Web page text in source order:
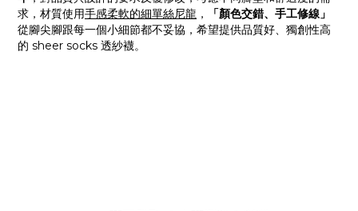
求，材質使用手感柔軟的細單絲尼龍 ，
「顏色交錯、手工修線」
從腳尖腳跟每一個小細節都不妥協，希望提供品質好、獨創性高
的 sheer socks 透紗襪。